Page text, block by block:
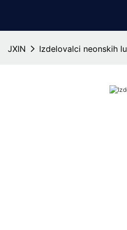
JXIN Izdelovalci neonskih